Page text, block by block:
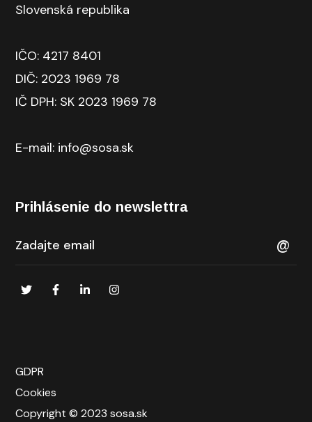
Slovenská republika
IČO: 4217 8401
DIČ: 2023 1969 78
IČ DPH: SK 2023 1969 78
E-mail: info@sosa.sk
Prihlásenie do newslettra
GDPR
Cookies
Copyright © 2023 sosa.sk